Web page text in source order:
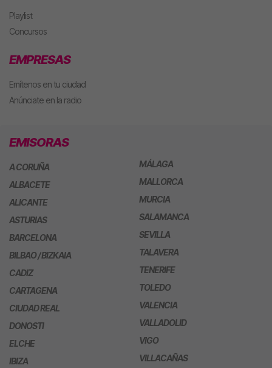
Playlist
Concursos
EMPRESAS
Emítenos en tu ciudad
Anúnciate en la radio
EMISORAS
A CORUÑA
ALBACETE
ALICANTE
ASTURIAS
BARCELONA
BILBAO / BIZKAIA
CADIZ
CARTAGENA
CIUDAD REAL
DONOSTI
ELCHE
IBIZA
MÁLAGA
MALLORCA
MURCIA
SALAMANCA
SEVILLA
TALAVERA
TENERIFE
TOLEDO
VALENCIA
VALLADOLID
VIGO
VILLACAÑAS